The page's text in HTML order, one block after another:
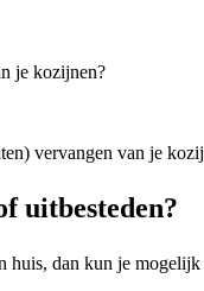
je kozijnen?
vervangen van je
uitbesteden?
huis, dan kun je